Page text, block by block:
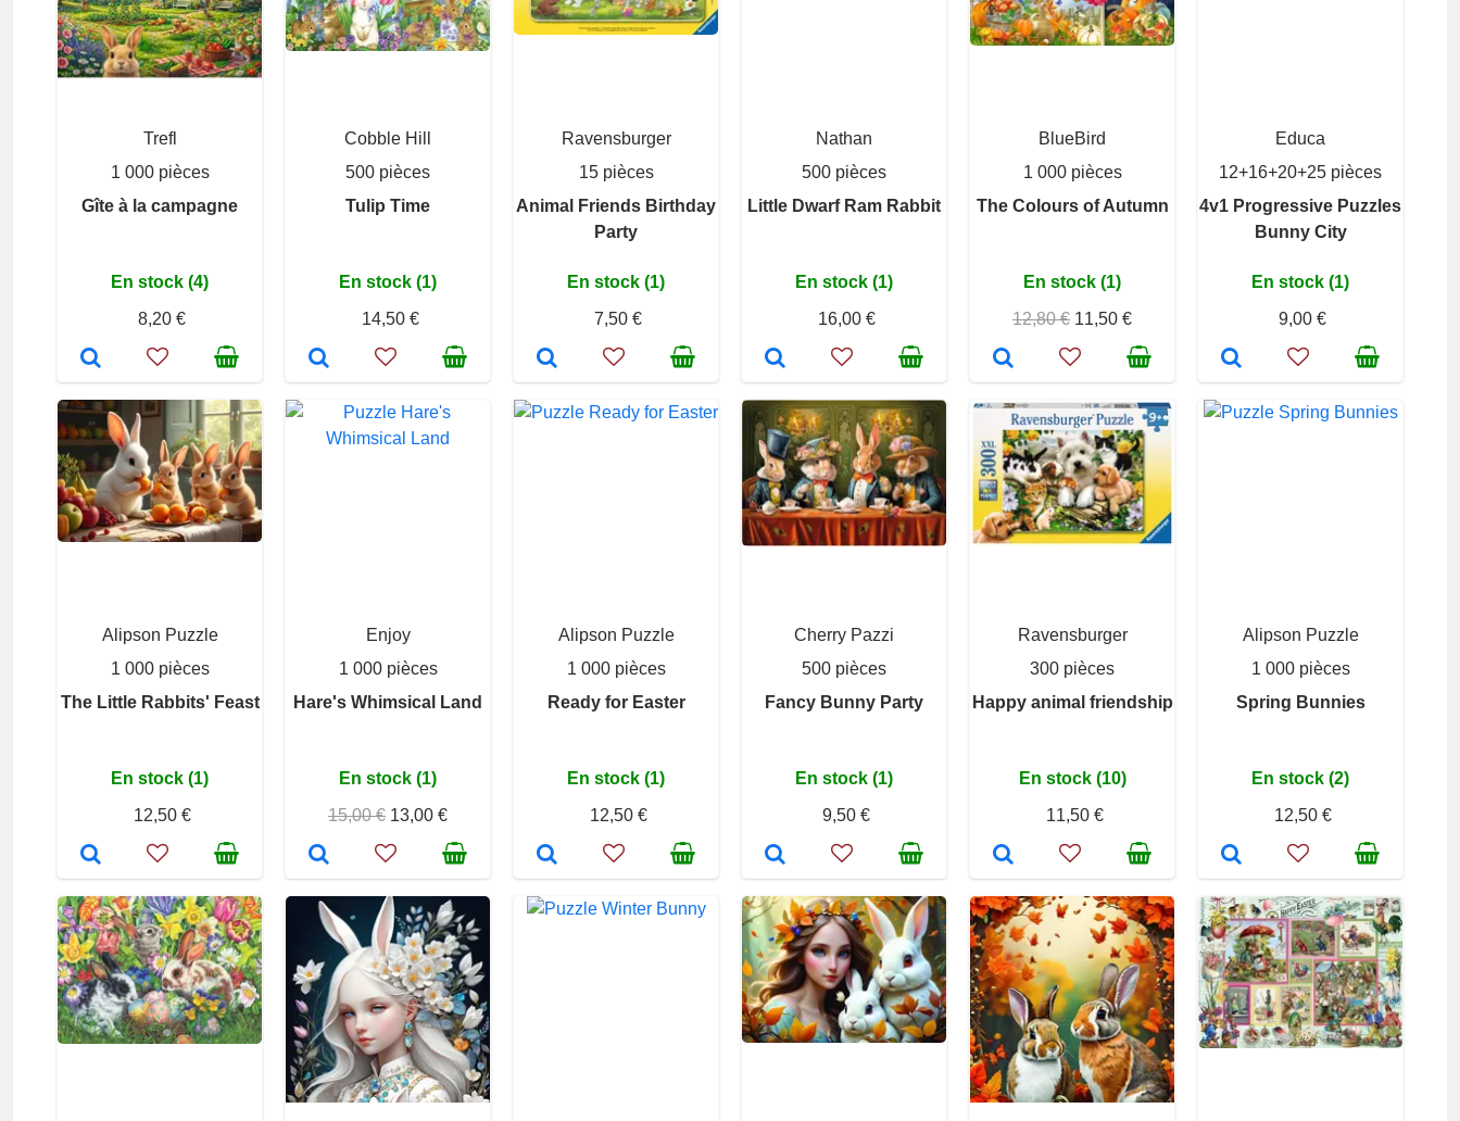
Trefl
1 000 pièces
Gîte à la campagne
En stock (4)
8,20 €
Cobble Hill
500 pièces
Tulip Time
En stock (1)
14,50 €
Ravensburger
15 pièces
Animal Friends Birthday
Party
En stock (1)
7,50 €
Nathan
500 pièces
Little Dwarf Ram Rabbit
En stock (1)
16,00 €
BlueBird
1 000 pièces
The Colours of Autumn
En stock (1)
12,80 € 11,50 €
Educa
12+16+20+25 pièces
4v1 Progressive Puzzles
Bunny City
En stock (1)
9,00 €
Alipson Puzzle
1 000 pièces
The Little Rabbits' Feast
En stock (1)
12,50 €
Enjoy
1 000 pièces
Hare's Whimsical Land
En stock (1)
15,00 € 13,00 €
Alipson Puzzle
1 000 pièces
Ready for Easter
En stock (1)
12,50 €
Cherry Pazzi
500 pièces
Fancy Bunny Party
En stock (1)
9,50 €
Ravensburger
300 pièces
Happy animal friendship
En stock (10)
11,50 €
Alipson Puzzle
1 000 pièces
Spring Bunnies
En stock (2)
12,50 €